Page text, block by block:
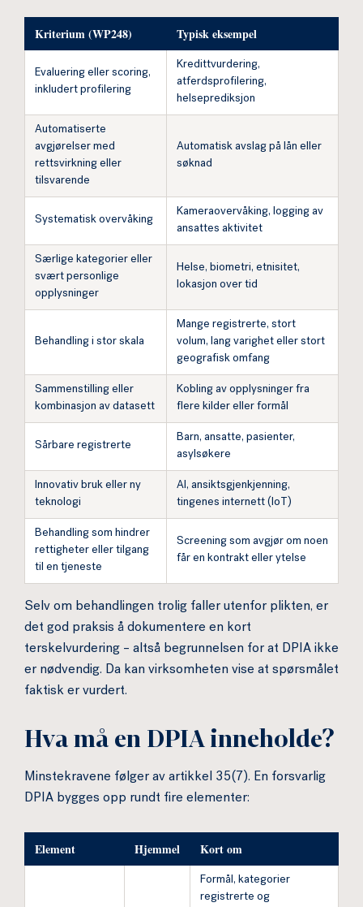
Kriterium (WP248) Typisk eksempel
Evaluering eller scoring,
inkludert profilering
Kredittvurdering,
atferdsprofilering,
helseprediksjon
Automatiserte
avgjørelser med
rettsvirkning eller
tilsvarende
Automatisk avslag på lån eller
søknad
Systematisk overvåking
Kameraovervåking, logging av
ansattes aktivitet
Særlige kategorier eller
svært personlige
opplysninger
Helse, biometri, etnisitet,
lokasjon over tid
Behandling i stor skala
Mange registrerte, stort
volum, lang varighet eller stort
geografisk omfang
Sammenstilling eller
kombinasjon av datasett
Kobling av opplysninger fra
flere kilder eller formål
Sårbare registrerte
Barn, ansatte, pasienter,
asylsøkere
Innovativ bruk eller ny
teknologi
AI, ansiktsgjenkjenning,
tingenes internett (IoT)
Behandling som hindrer
rettigheter eller tilgang
til en tjeneste
Screening som avgjør om noen
får en kontrakt eller ytelse
Selv om behandlingen trolig faller utenfor plikten, er
det god praksis å dokumentere en kort
terskelvurdering – altså begrunnelsen for at DPIA ikke
er nødvendig. Da kan virksomheten vise at spørsmålet
faktisk er vurdert.
Hva må en DPIA inneholde?
Minstekravene følger av artikkel 35(7). En forsvarlig
DPIA bygges opp rundt fire elementer:
Element Hjemmel Kort om
Formål, kategorier
registrerte og